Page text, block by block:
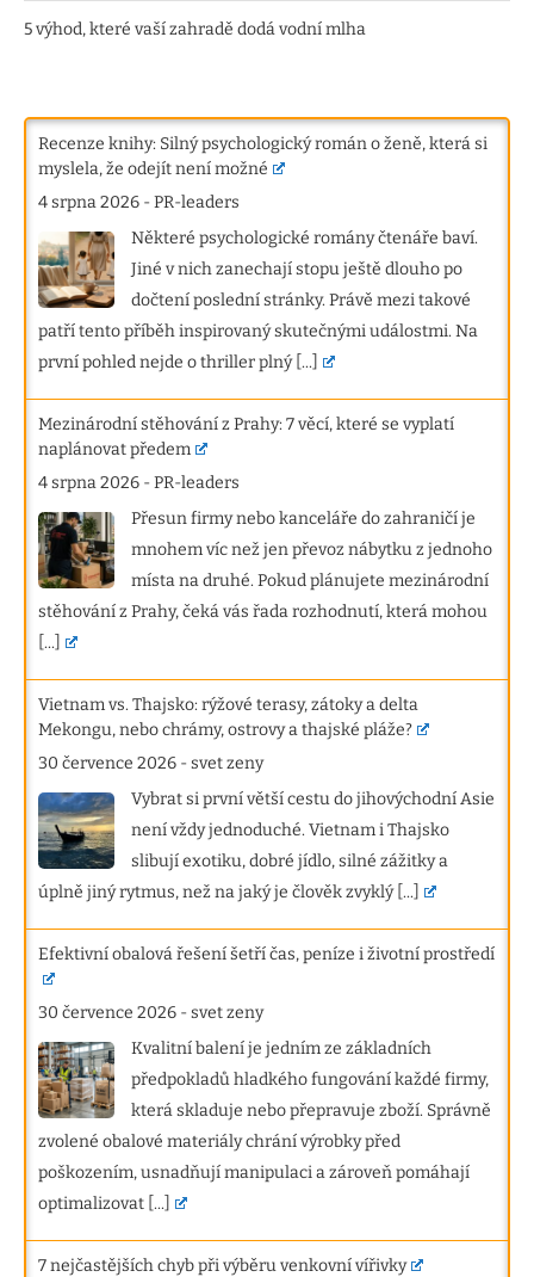
5 výhod, které vaší zahradě dodá vodní mlha
Recenze knihy: Silný psychologický román o ženě, která si
myslela, že odejít není možné
4 srpna 2026 -PR-leaders
Některé psychologické romány čtenáře baví.
Jiné v nich zanechají stopu ještě dlouho po
dočtení poslední stránky. Právě mezi takové
patří tento příběh inspirovaný skutečnými událostmi. Na
první pohled nejde o thriller plný [...]
Mezinárodní stěhování z Prahy: 7 věcí, které se vyplatí
naplánovat předem
4 srpna 2026 -PR-leaders
Přesun firmy nebo kanceláře do zahraničí je
mnohem víc než jen převoz nábytku z jednoho
místa na druhé. Pokud plánujete mezinárodní
stěhování z Prahy, čeká vás řada rozhodnutí, která mohou
[...]
Vietnam vs. Thajsko: rýžové terasy, zátoky a delta
Mekongu, nebo chrámy, ostrovy a thajské pláže?
30 července 2026 -svet zeny
Vybrat si první větší cestu do jihovýchodní Asie
není vždy jednoduché. Vietnam i Thajsko
slibují exotiku, dobré jídlo, silné zážitky a
úplně jiný rytmus, než na jaký je člověk zvyklý [...]
Efektivní obalová řešení šetří čas, peníze i životní prostředí
30 července 2026 -svet zeny
Kvalitní balení je jedním ze základních
předpokladů hladkého fungování každé firmy,
která skladuje nebo přepravuje zboží. Správně
zvolené obalové materiály chrání výrobky před
poškozením, usnadňují manipulaci a zároveň pomáhají
optimalizovat [...]
7 nejčastějších chyb při výběru venkovní vířivky